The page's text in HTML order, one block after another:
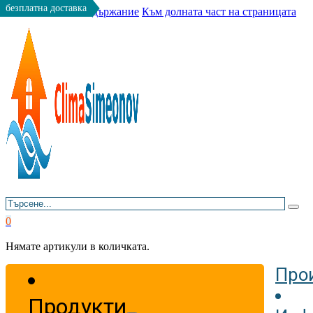
Към основното съдържание Към долната част на страницата
Търсене
0
Нямате артикули в количката.
Продукти
безплатна доставка